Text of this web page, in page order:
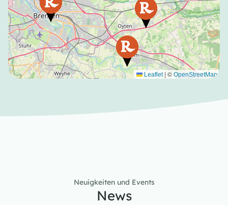
Leaflet | © OpenStreetMap
Neuigkeiten und Events
News